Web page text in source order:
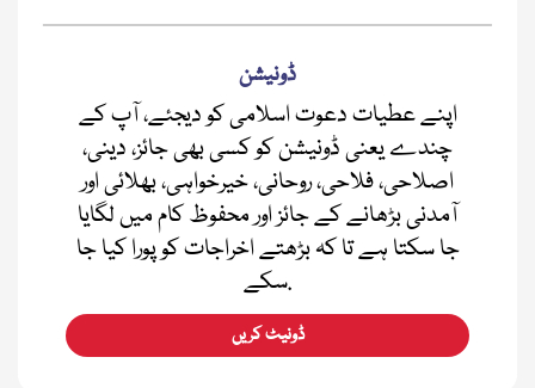
ڈونیشن
اپنے عطیات دعوت اسلامی کو دیجئے، آپ کے
چندے یعنی ڈونیشن کو کسی بھی جائز، دینی،
اصلاحی، فلاحی، روحانی، خیرخواہی، بھلائی اور
آمدنی بڑھانے کے جائز اور محفوظ کام میں لگایا
جا سکتا ہے تا کہ بڑھتے اخراجات کو پورا کیا جا
سکے.
ڈونیٹ کریں